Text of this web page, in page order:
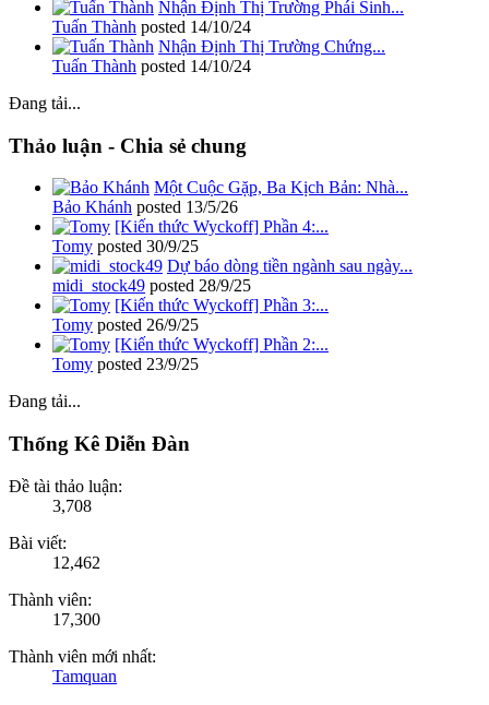
Nhận Định Thị Trường Phái Sinh...
Tuấn Thành posted 14/10/24
Nhận Định Thị Trường Chứng...
Tuấn Thành posted 14/10/24
Đang tải...
Thảo luận - Chia sẻ chung
Một Cuộc Gặp, Ba Kịch Bản: Nhà...
Bảo Khánh posted 13/5/26
[Kiến thức Wyckoff] Phần 4:...
Tomy posted 30/9/25
Dự báo dòng tiền ngành sau ngày...
midi_stock49 posted 28/9/25
[Kiến thức Wyckoff] Phần 3:...
Tomy posted 26/9/25
[Kiến thức Wyckoff] Phần 2:...
Tomy posted 23/9/25
Đang tải...
Thống Kê Diễn Đàn
Đề tài thảo luận:
3,708
Bài viết:
12,462
Thành viên:
17,300
Thành viên mới nhất:
Tamquan